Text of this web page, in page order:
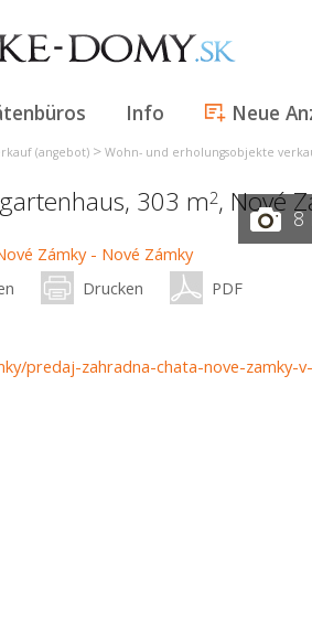
Info Neue
(angebot) > Wohn- und erholungsobjekte
303 m2, Nové 8
Drucken PDF